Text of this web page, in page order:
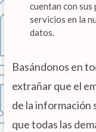
cuentan con
servicios en la
datos.
Basándonos en
extrañar que el
de la información
que todas las